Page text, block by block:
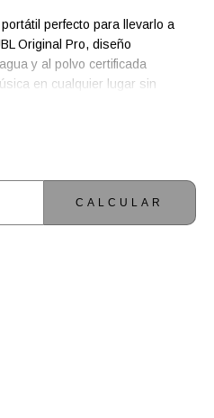
perfecto para llevarlo a
Original Pro, diseño
y al polvo certificada
en cualquier lugar sin
? Conexión
? Compatible conCALCULAR